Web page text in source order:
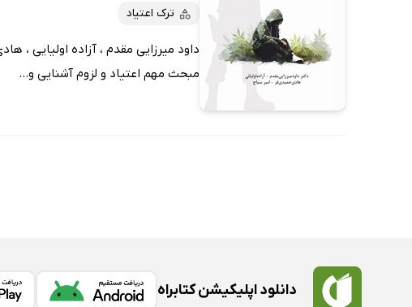
پربحث‌ها
ترک اعتیاد
مبحث مهم اعتیاد و لزوم آشنایی و...
دانلود اپلیکیشن کتابراه